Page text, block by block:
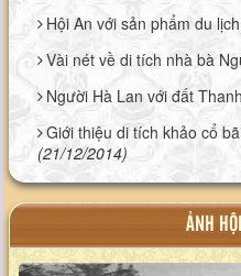
Hội An với sản phẩm du
Vài nét về di tích nhà bà
Người Hà Lan với đất
Giới thiệu di tích khảo cổ
(21/12/2014)
ẢNH